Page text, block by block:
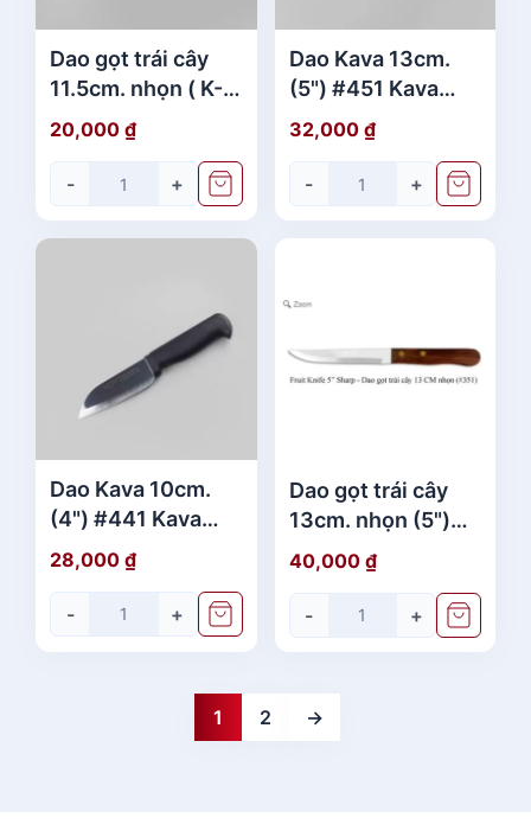
Dao gọt trái cây
11.5cm. nhọn ( K-
Sel cán nhựa
vàng) (4.5")
#351_B Eagle cán
gỗ (không vỉ)
20,000 ₫
- +
Dao Kava 13cm.
(5") #451 Kava
xanh (vỉ)
32,000 ₫
- +
Dao Kava 10cm.
(4") #441 Kava
đen (vỉ)
28,000 ₫
- +
Dao gọt trái cây
13cm. nhọn (5")
#351 Penguin cán
40,000 ₫
- +
1 2 →